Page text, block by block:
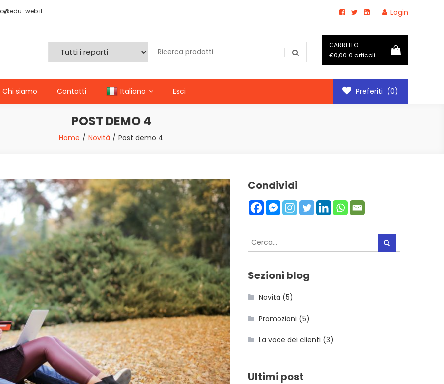
web.it Login
CARRELLO
€0,00 0 articoli
Chi siamo Contatti Italiano Esci Preferiti (0)
POST DEMO 4
Home Novità Post demo 4
Condividi
Sezioni blog
Novità (5)
Promozioni (5)
La voce dei clienti (3)
Ultimi post